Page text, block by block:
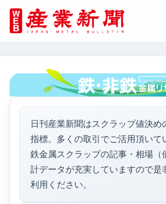
日刊産業新聞はスクラップ値決め
指標。多くの取引でご活用頂いて
鉄金属スクラップの記事・相場（
計データが充実していますので是
利用ください。